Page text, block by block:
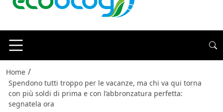
Home /
Spendono tutti troppo per le vacanze, ma chi va qui torna
con più soldi di prima e con l’abbronzatura perfetta:
segnatela ora